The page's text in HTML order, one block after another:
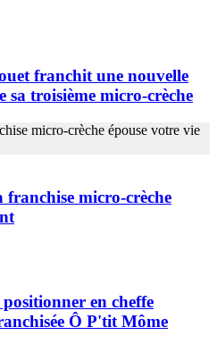
franchit une nouvelle
sa troisième micro-crèche
micro-crèche
en cheffe
Ô P'tit Môme